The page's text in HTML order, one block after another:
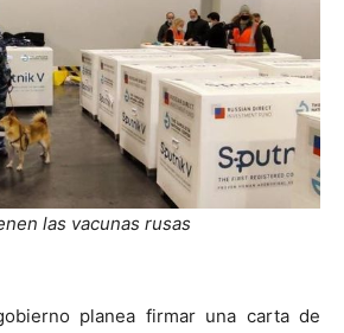
las vacunas rusas
planea firmar una carta de